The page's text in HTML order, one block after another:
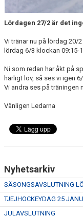
Lördagen 27/2 är det
Vi tränar nu på lördag 20/
lördag 6/3 klockan 09:15-
Ni som redan har åkt på
härligt lov, så ses vi igen
Vi andra ses på träningen
Vänligen Ledarna
Nyhetsarkiv
SÄSONGSAVSLUTNING
TJEJHOCKEYDAG 25
JULAVSLUTNING